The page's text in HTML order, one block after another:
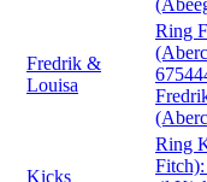
Fredrik &
Louisa
Ring
Kicks
Ring
Fitch):